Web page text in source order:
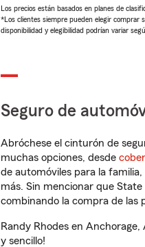
Los precios están basados en planes de
*Los clientes siempre pueden elegir comprar
disponibilidad y elegibilidad podrían variar
Seguro de
Abróchese el cinturón de
muchas opciones, desde
de automóviles para la
más. Sin mencionar que
combinando la compra de las
Randy Rhodes en
y sencillo!